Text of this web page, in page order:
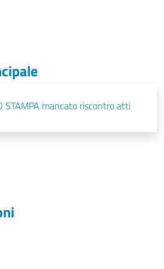
STAMPA mancato riscontro atti